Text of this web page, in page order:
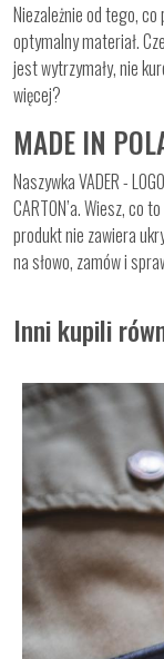
Niezależnie od tego,
optymalny materiał.
jest wytrzymały, nie
więcej?
MADE IN
Naszywka VADER -
CARTON’a. Wiesz, co
produkt nie zawiera
na słowo, zamów i
Inni kupili